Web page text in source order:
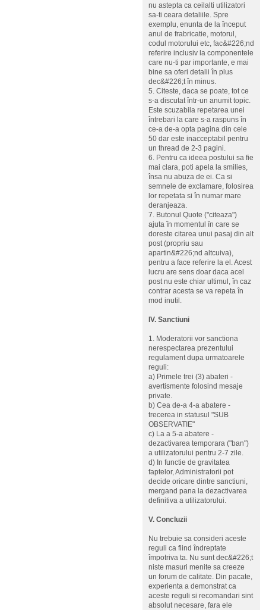
nu astepta ca ceilalti utilizatori
sa-ti ceara detaliile. Spre
exemplu, enunta de la început
anul de frabricatie, motorul,
codul motorului etc, fac&#226;nd
referire inclusiv la componentele
care nu-ti par importante, e mai
bine sa oferi detalii în plus
dec&#226;t în minus.
5. Citeste, daca se poate, tot ce
s-a discutat într-un anumit topic.
Este scuzabila repetarea unei
întrebari la care s-a raspuns în
ce-a de-a opta pagina din cele
50 dar este inacceptabil pentru
un thread de 2-3 pagini.
6. Pentru ca ideea postului sa fie
mai clara, poti apela la smilies,
însa nu abuza de ei. Ca si
semnele de exclamare, folosirea
lor repetata si în numar mare
deranjeaza.
7. Butonul Quote ("citeaza")
ajuta în momentul în care se
doreste citarea unui pasaj din alt
post (propriu sau
apartin&#226;nd altcuiva),
pentru a face referire la el. Acest
lucru are sens doar daca acel
post nu este chiar ultimul, în caz
contrar acesta se va repeta în
mod inutil.
IV. Sanctiuni
1. Moderatorii vor sanctiona
nerespectarea prezentului
regulament dupa urmatoarele
reguli:
a) Primele trei (3) abateri -
avertismente folosind mesaje
private.
b) Cea de-a 4-a abatere -
trecerea in statusul "SUB
OBSERVATIE"
c) La a 5-a abatere -
dezactivarea temporara ("ban")
a utilizatorului pentru 2-7 zile.
d) In functie de gravitatea
faptelor, Administratorii pot
decide oricare dintre sanctiuni,
mergand pana la dezactivarea
definitiva a utilizatorului.
V. Concluzii
Nu trebuie sa consideri aceste
reguli ca fiind îndreptate
împotriva ta. Nu sunt dec&#226;t
niste masuri menite sa creeze
un forum de calitate. Din pacate,
experienta a demonstrat ca
aceste reguli si recomandari sint
absolut necesare, fara ele